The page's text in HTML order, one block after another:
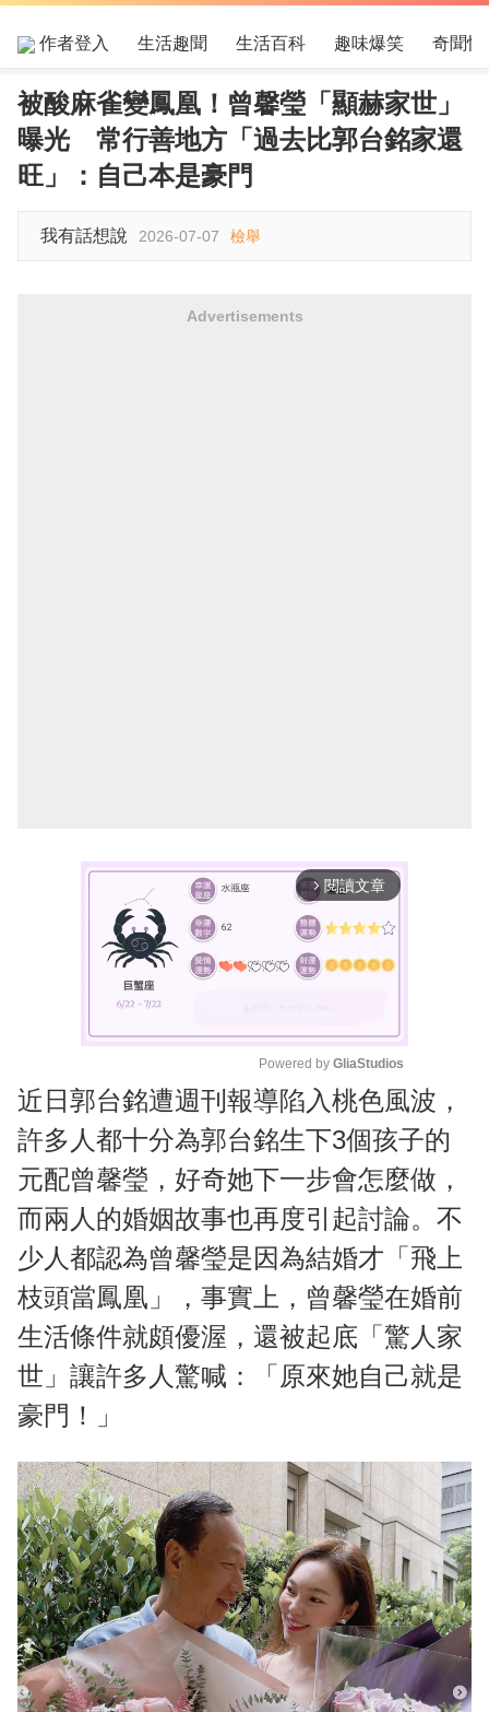
作者登入 生活趣聞 生活百科 趣味爆笑 奇聞怪
被酸麻雀變鳳凰！曾馨瑩「顯赫家世」
曝光 常行善地方「過去比郭台銘家還
旺」：自己本是豪門
我有話想說 2026-07-07 檢舉
Advertisements
arrow_forward_ios 閱讀文章
M
u
t
e
Powered by GliaStudios
近日郭台銘遭週刊報導陷入桃色風波，
許多人都十分為郭台銘生下3個孩子的
元配曾馨瑩，好奇她下一步會怎麼做，
而兩人的婚姻故事也再度引起討論。不
少人都認為曾馨瑩是因為結婚才「飛上
枝頭當鳳凰」，事實上，曾馨瑩在婚前
生活條件就頗優渥，還被起底「驚人家
世」讓許多人驚喊：「原來她自己就是
豪門！」